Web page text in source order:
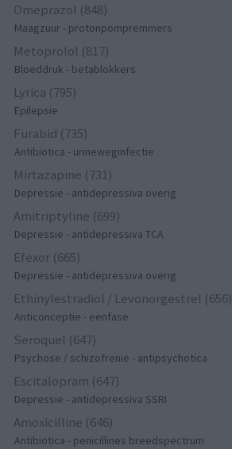
Omeprazol (848)
Maagzuur - protonpompremmers
Metoprolol (817)
Bloeddruk - betablokkers
Lyrica (795)
Epilepsie
Furabid (735)
Antibiotica - urineweginfectie
Mirtazapine (731)
Depressie - antidepressiva overig
Amitriptyline (699)
Depressie - antidepressiva TCA
Efexor (665)
Depressie - antidepressiva overig
Ethinylestradiol / Levonorgestrel (656)
Anticonceptie - eenfase
Seroquel (647)
Psychose / schizofrenie - antipsychotica
Escitalopram (647)
Depressie - antidepressiva SSRI
Amoxicilline (646)
Antibiotica - penicillines breedspectrum